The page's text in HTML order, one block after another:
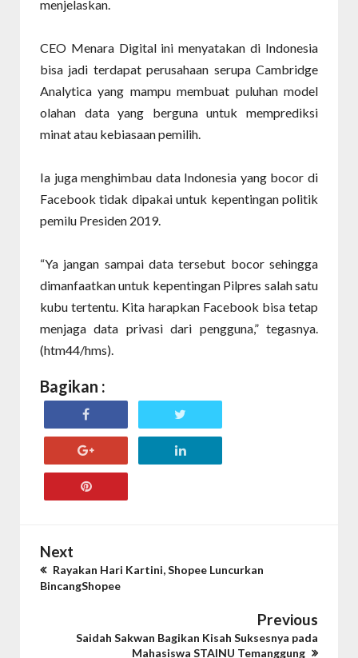
menjelaskan.
CEO Menara Digital ini menyatakan di Indonesia
bisa jadi terdapat perusahaan serupa Cambridge
Analytica yang mampu membuat puluhan model
olahan data yang berguna untuk memprediksi
minat atau kebiasaan pemilih.
Ia juga menghimbau data Indonesia yang bocor di
Facebook tidak dipakai untuk kepentingan politik
pemilu Presiden 2019.
“Ya jangan sampai data tersebut bocor sehingga
dimanfaatkan untuk kepentingan Pilpres salah satu
kubu tertentu. Kita harapkan Facebook bisa tetap
menjaga data privasi dari pengguna,” tegasnya.
(htm44/hms).
Bagikan :
Next
Rayakan Hari Kartini, Shopee Luncurkan
BincangShopee
Previous
Saidah Sakwan Bagikan Kisah Suksesnya pada
Mahasiswa STAINU Temanggung